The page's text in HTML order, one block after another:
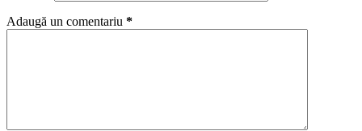
Adaugă un comentariu *